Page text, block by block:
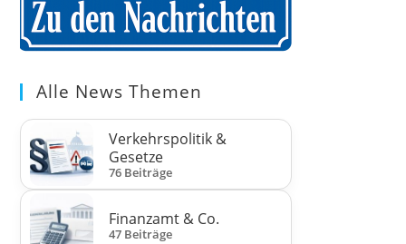
Alle News Themen
Verkehrspolitik &
Gesetze
76 Beiträge
Finanzamt & Co.
47 Beiträge